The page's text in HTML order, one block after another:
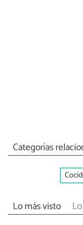
Categorías
Lo más visto